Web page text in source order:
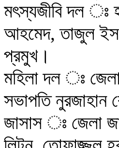
মৎস্যজীবি দল ঃ
আহমেদ, তাজুল
প্রমুখ।
মহিলা দল ঃ
সভাপতি নুরজাহান
জাসাস ঃ জেলা